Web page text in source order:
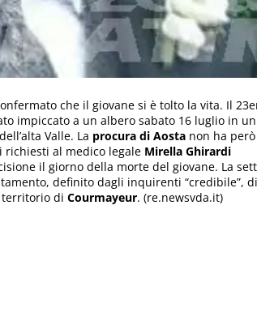
che il giovane si è tolto la vita. Il
impiccato a un albero sabato 16 luglio in un
Valle. La procura di Aosta non ha
al medico legale Mirella Ghirardi
il giorno della morte del giovane. La
definito dagli inquirenti “credibile”, di
territorio di Courmayeur. (re.newsvda.it)